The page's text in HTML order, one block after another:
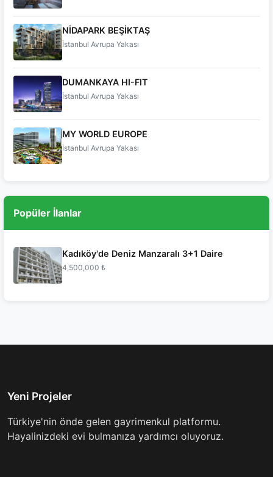
NİDAPARK BEŞİKTAŞ
İstanbul Avrupa Yakası
DUMANKAYA HI-FIT
İstanbul Avrupa Yakası
MY WORLD EUROPE
İstanbul Avrupa Yakası
Popüler İlanlar
Kadıköy'de Deniz Manzaralı 3+1 Daire
4,500,000 ₺
Yeni Projeler
Türkiye'nin önde gelen gayrimenkul platformu.
Hayalinizdeki evi bulmanıza yardımcı oluyoruz.